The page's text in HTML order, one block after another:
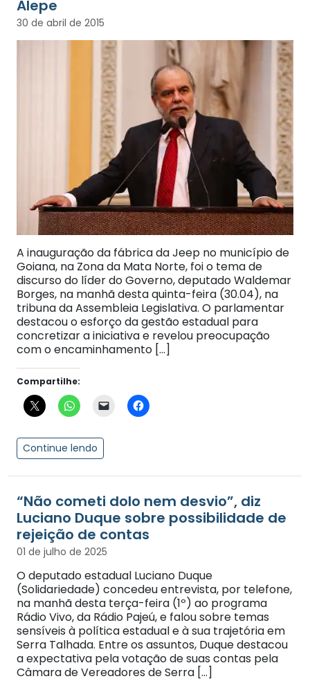
Alepe
30 de abril de 2015
A inauguração da fábrica da Jeep no município de
Goiana, na Zona da Mata Norte, foi o tema de
discurso do líder do Governo, deputado Waldemar
Borges, na manhã desta quinta-feira (30.04), na
tribuna da Assembleia Legislativa. O parlamentar
destacou o esforço da gestão estadual para
concretizar a iniciativa e revelou preocupação
com o encaminhamento […]
Compartilhe:
Continue lendo
“Não cometi dolo nem desvio”, diz
Luciano Duque sobre possibilidade de
rejeição de contas
01 de julho de 2025
O deputado estadual Luciano Duque
(Solidariedade) concedeu entrevista, por telefone,
na manhã desta terça-feira (1º) ao programa
Rádio Vivo, da Rádio Pajeú, e falou sobre temas
sensíveis à política estadual e à sua trajetória em
Serra Talhada. Entre os assuntos, Duque destacou
a expectativa pela votação de suas contas pela
Câmara de Vereadores de Serra […]